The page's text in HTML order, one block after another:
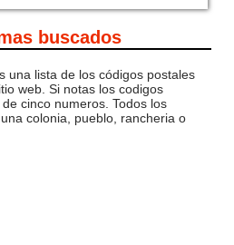
buscados
una lista de los códigos postales
web. Si notas los codigos
cinco numeros. Todos los
colonia, pueblo, rancheria o